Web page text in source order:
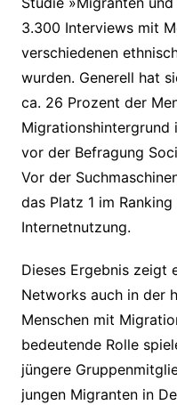
3.300 Interviews mit
verschiedenen
wurden. Generell hat
ca. 26 Prozent der
vor der Befragung
Vor der
das Platz 1 im
Internetnutzung.
Dieses Ergebnis zeigt
Networks auch in der
Menschen mit
bedeutende Rolle
jüngere
jungen Migranten in